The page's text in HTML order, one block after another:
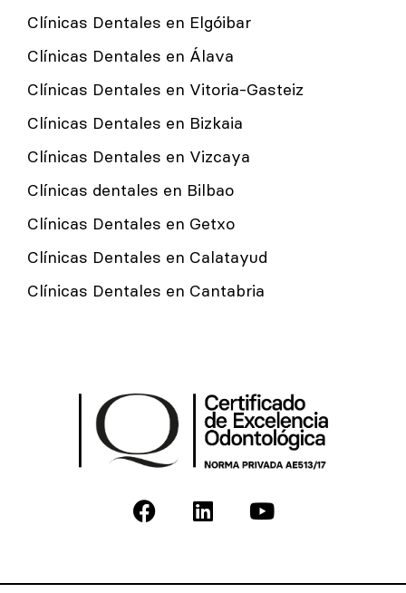
Clínicas Dentales en Elgóibar
Clínicas Dentales en Álava
Clínicas Dentales en Vitoria-Gasteiz
Clínicas Dentales en Bizkaia
Clínicas Dentales en Vizcaya
Clínicas dentales en Bilbao
Clínicas Dentales en Getxo
Clínicas Dentales en Calatayud
Clínicas Dentales en Cantabria